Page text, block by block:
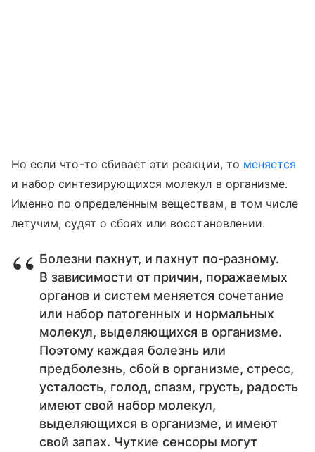
Но если что-то сбивает эти реакции, то меняется
и набор синтезирующихся молекул в организме.
Именно по определенным веществам, в том числе
летучим, судят о сбоях или восстановлении.
Болезни пахнут, и пахнут по-разному.
В зависимости от причин, поражаемых
органов и систем меняется сочетание
или набор патогенных и нормальных
молекул, выделяющихся в организме.
Поэтому каждая болезнь или
предболезнь, сбой в организме, стресс,
усталость, голод, спазм, грусть, радость
имеют свой набор молекул,
выделяющихся в организме, и имеют
свой запах. Чуткие сенсоры могут